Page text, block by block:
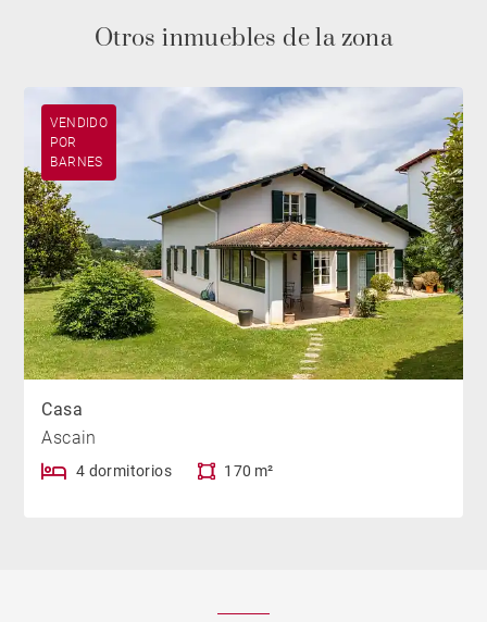
Otros inmuebles de la zona
VENDIDO
POR
BARNES
Casa
Ascain
4 dormitorios 170 m²